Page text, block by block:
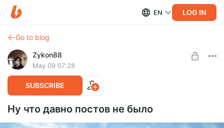
EN LOG IN
Go to blog
Zykon88
May 09 07:28
SUBSCRIBE
Ну что давно постов не было